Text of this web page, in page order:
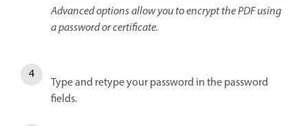
Advanced options allow you to encrypt the PDF using
a password or certificate.
Type and retype your password in the password
fields.